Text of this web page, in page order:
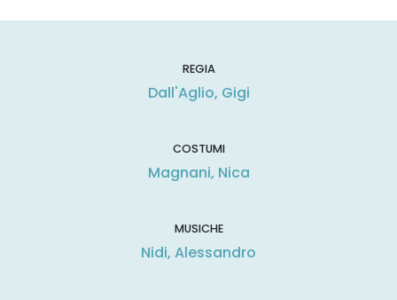
REGIA
Dall'Aglio, Gigi
COSTUMI
Magnani, Nica
MUSICHE
Nidi, Alessandro